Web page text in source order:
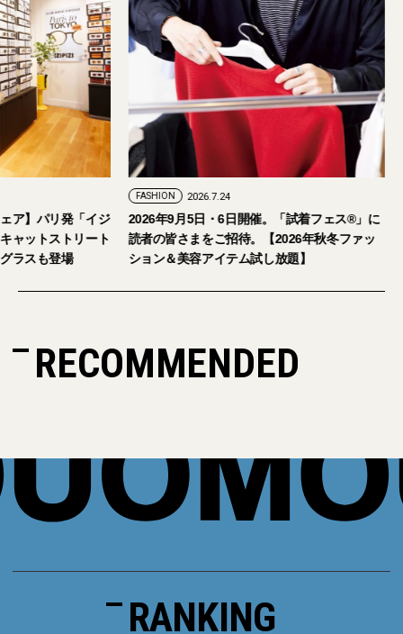
アイウェア】パリ発「イジ
艦店をキャットストリート
定サングラスも登場
FASHION
2026年9月5日・6日開催。「試着フェス
読者の皆さまをご招待。【2026年秋冬フ
ション＆美容アイテム試し放題】
RECOMMENDED
RANKING